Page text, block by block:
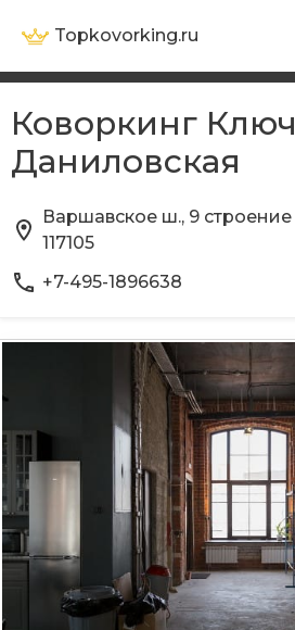
Topkovorking.ru
Коворкинг Ключ
Даниловская
Варшавское ш., 9 строение
117105
+7-495-1896638